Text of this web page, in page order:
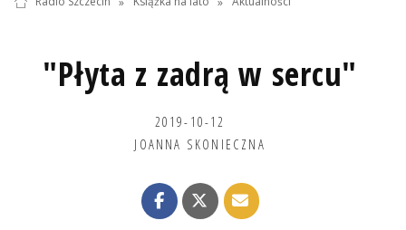
"Płyta z zadrą w sercu"
2019-10-12
JOANNA SKONIECZNA